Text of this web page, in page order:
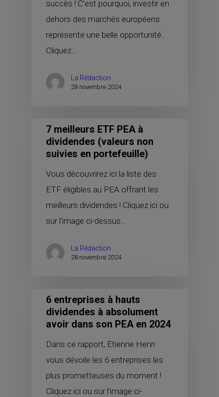
succès ! C’est pourquoi, investir en
dehors des marchés européens
représente une belle opportunité.
Cliquez…
La Rédaction
28 novembre 2024
7 meilleurs ETF PEA à
dividendes (valeurs non
suivies en portefeuille)
Vous découvrirez ici la liste des
ETF éligibles au PEA offrant les
meilleurs dividendes ! Cliquez ici ou
sur l’image ci-dessus…
La Rédaction
28 novembre 2024
6 entreprises à hauts
dividendes à absolument
avoir dans son PEA en 2024
Dans ce rapport, Etienne Henri
vous dévoile les 6 entreprises les
plus prometteuses du moment !
Cliquez ici ou sur l’image ci-